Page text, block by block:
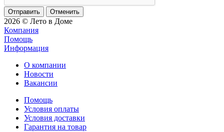
Отменить
2026 © Лето в Доме
Компания
Помощь
Информация
О компании
Новости
Вакансии
Помощь
Условия оплаты
Условия доставки
Гарантия на товар